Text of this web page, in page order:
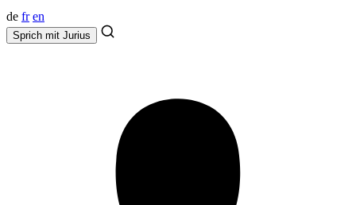
de fr en
Sprich mit Jurius